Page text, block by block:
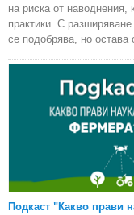
на риска от наводнения,
практики. С
се подобрява, но остава
Подкаст "Какво прави